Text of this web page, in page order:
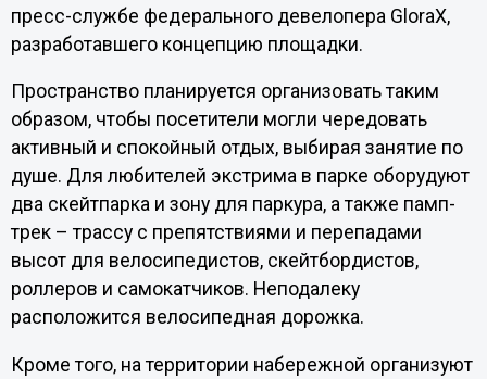
пресс-службе федерального девелопера GloraX,
разработавшего концепцию площадки.
Пространство планируется организовать таким
образом, чтобы посетители могли чередовать
активный и спокойный отдых, выбирая занятие по
душе. Для любителей экстрима в парке оборудуют
два скейтпарка и зону для паркура, а также памп-
трек – трассу с препятствиями и перепадами
высот для велосипедистов, скейтбордистов,
роллеров и самокатчиков. Неподалеку
расположится велосипедная дорожка.
Кроме того, на территории набережной организуют